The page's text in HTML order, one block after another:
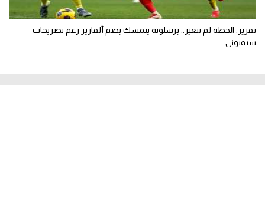
تقرير: الخطة لم تتغير.. برشلونة يتمسك بضم ألفاريز رغم تصريحات
سيميوني